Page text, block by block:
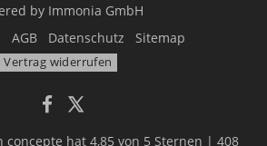
by Immonia GmbH
AGB Datenschutz Sitemap
Vertrag widerrufen
concepte hat 4,85 von 5 Sternen | 408